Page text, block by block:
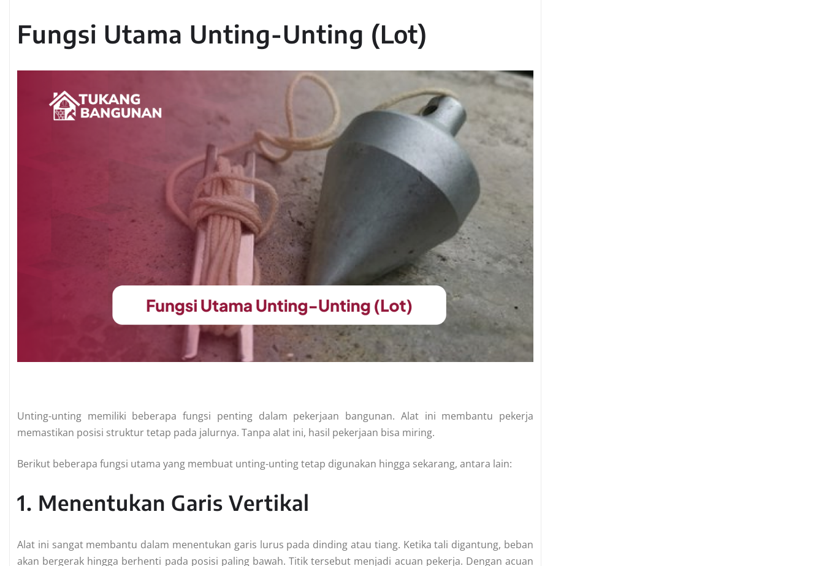
Fungsi Utama Unting-Unting (Lot)
Unting-unting memiliki beberapa fungsi penting dalam pekerjaan bangunan. Alat ini membantu pekerja
memastikan posisi struktur tetap pada jalurnya. Tanpa alat ini, hasil pekerjaan bisa miring.
Berikut beberapa fungsi utama yang membuat unting-unting tetap digunakan hingga sekarang, antara lain:
1. Menentukan Garis Vertikal
Alat ini sangat membantu dalam menentukan garis lurus pada dinding atau tiang. Ketika tali digantung, beban
akan bergerak hingga berhenti pada posisi paling bawah. Titik tersebut menjadi acuan pekerja. Dengan acuan